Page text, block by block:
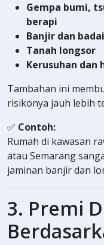
Gempa bumi,
berapi
Banjir dan badai
Tanah longsor
Kerusuhan dan
Tambahan ini
risikonya jauh lebih
✅ Contoh:
Rumah di kawasan
atau Semarang
jaminan banjir dan
3. Premi